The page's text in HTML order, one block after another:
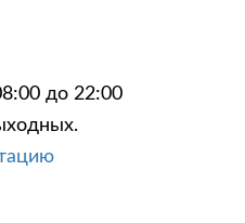
до 22:00